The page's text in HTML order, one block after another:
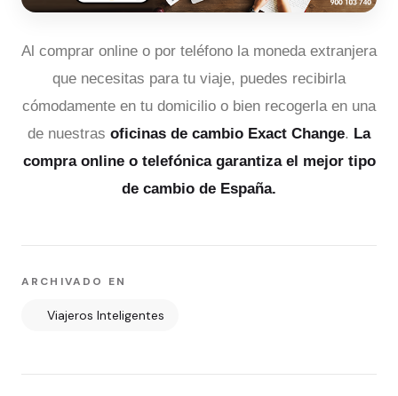
Al comprar online o por teléfono la moneda extranjera
que necesitas para tu viaje, puedes recibirla
cómodamente en tu domicilio o bien recogerla en una
de nuestras oficinas de cambio Exact Change. La
compra online o telefónica garantiza el mejor tipo
de cambio de España.
ARCHIVADO EN
Viajeros Inteligentes